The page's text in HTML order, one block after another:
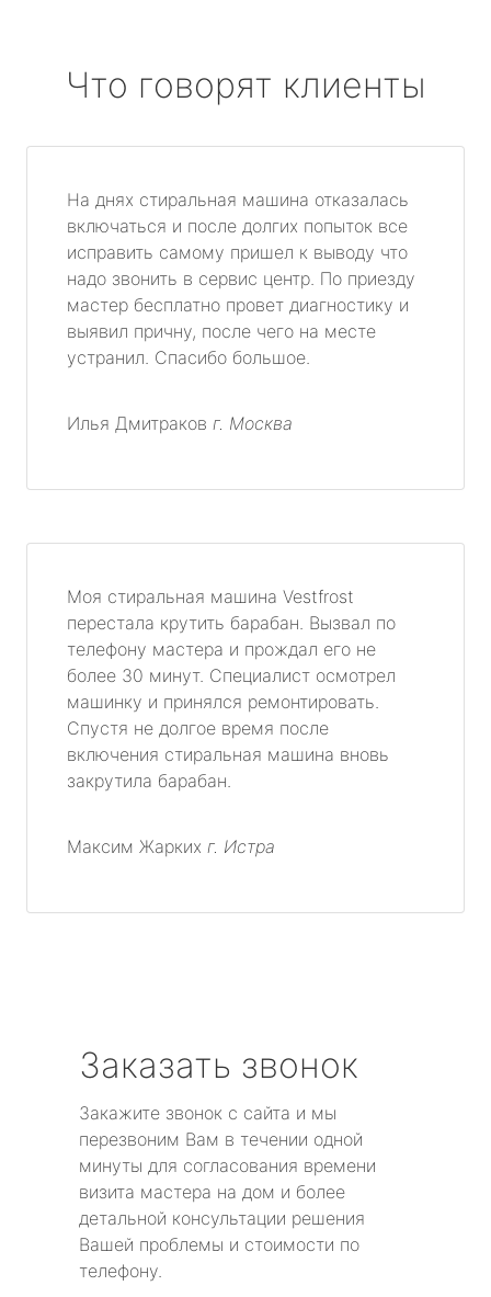
Что говорят клиенты
На днях стиральная машина отказалась
включаться и после долгих попыток все
исправить самому пришел к выводу что
надо звонить в сервис центр. По приезду
мастер бесплатно провет диагностику и
выявил причну, после чего на месте
устранил. Спасибо большое.
Илья Дмитраков г. Москва
Моя стиральная машина Vestfrost
перестала крутить барабан. Вызвал по
телефону мастера и прождал его не
более 30 минут. Специалист осмотрел
машинку и принялся ремонтировать.
Спустя не долгое время после
включения стиральная машина вновь
закрутила барабан.
Максим Жарких г. Истра
Заказать звонок
Закажите звонок с сайта и мы
перезвоним Вам в течении одной
минуты для согласования времени
визита мастера на дом и более
детальной консультации решения
Вашей проблемы и стоимости по
телефону.